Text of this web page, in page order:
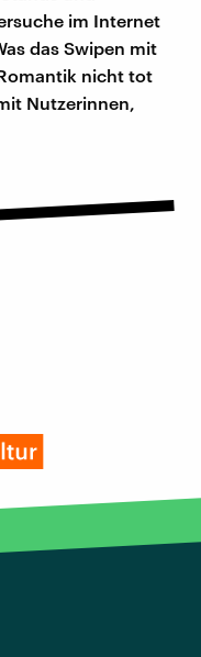
im Internet
das Swipen mit
nicht tot
Nutzerinnen,